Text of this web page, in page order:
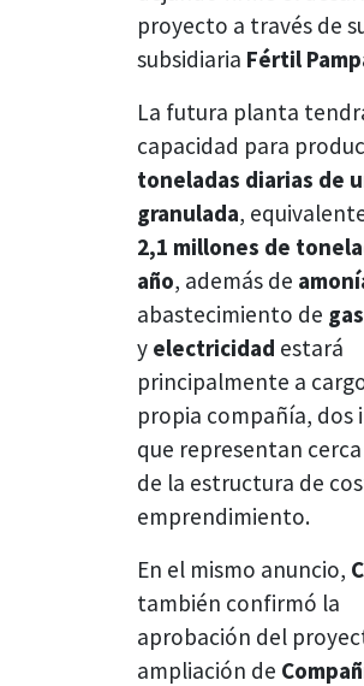
proyecto a través de
subsidiaria Fértil
La futura planta
capacidad para
toneladas diarias de
granulada,
2,1 millones de
año, además de
abastecimiento de
y electricidad estará
principalmente a
propia compañía, dos
que representan
de la estructura de
emprendimiento.
En el mismo anuncio,
también confirmó la
aprobación del
ampliación de